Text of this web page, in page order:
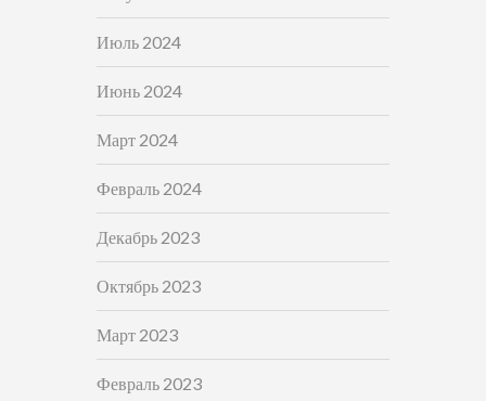
Июль 2024
Июнь 2024
Март 2024
Февраль 2024
Декабрь 2023
Октябрь 2023
Март 2023
Февраль 2023